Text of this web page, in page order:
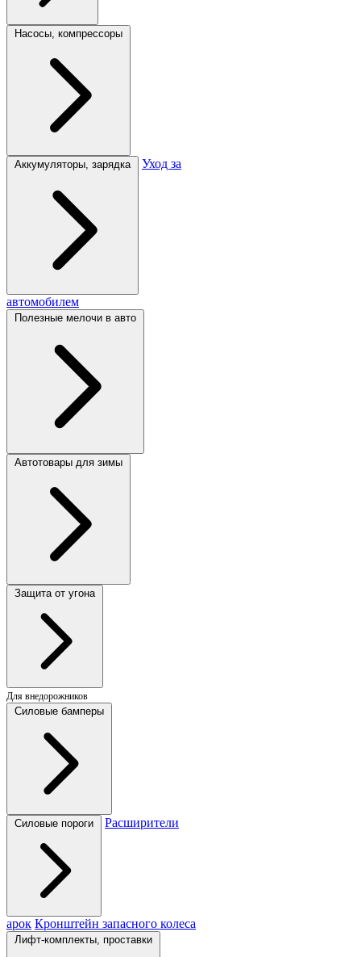
Насосы, компрессоры
Аккумуляторы, зарядка Уход за
автомобилем
Полезные мелочи в авто
Автотовары для зимы
Защита от угона
Для внедорожников
Силовые бамперы
Силовые пороги Расширители
арок Кронштейн запасного колеса
Лифт-комплекты, проставки